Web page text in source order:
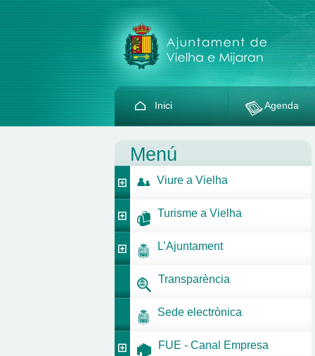
Inici Agenda
Menú
Viure a Vielha
Turisme a Vielha
L’Ajuntament
Transparència
Sede electrònica
FUE - Canal Empresa